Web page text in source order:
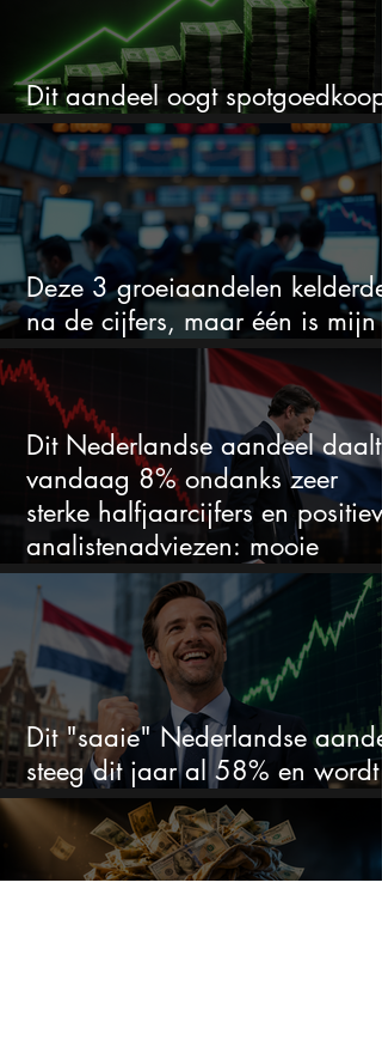
Dit aandeel oogt spotgoedkoop
voor hoeveel het kan stijgen
Deze 3 groeiaandelen
na de cijfers, maar één is mijn
duidelijke favoriet
Dit Nederlandse aandeel daalt
vandaag 8% ondanks zeer
sterke halfjaarcijfers en positieve
analistenadviezen: mooie
koopkans?
Dit "saaie" Nederlandse
steeg dit jaar al 58% en wordt
volgens analisten onderschat